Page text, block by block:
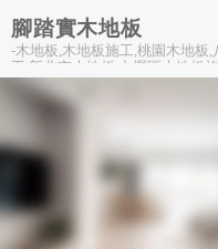
腳踏實木地板
-木地板,木地板施工,桃園木地板
工,新北市木地板,中壢區木地板
板施工,鶯歌區木地板施工,三峽